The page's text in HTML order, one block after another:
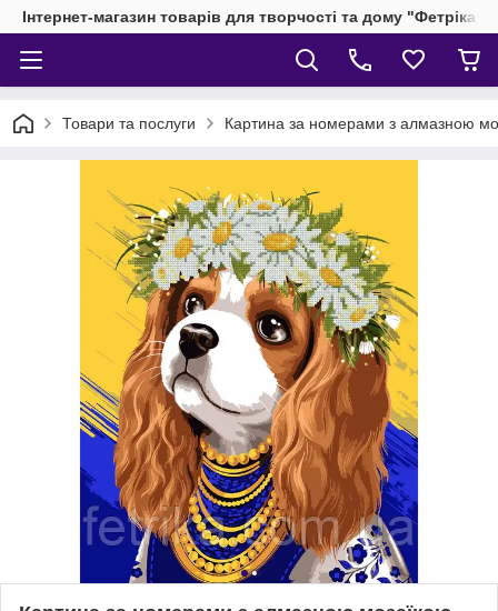
Інтернет-магазин товарів для творчості та дому "Фетріка"
Товари та послуги Картина за номерами з алмазною